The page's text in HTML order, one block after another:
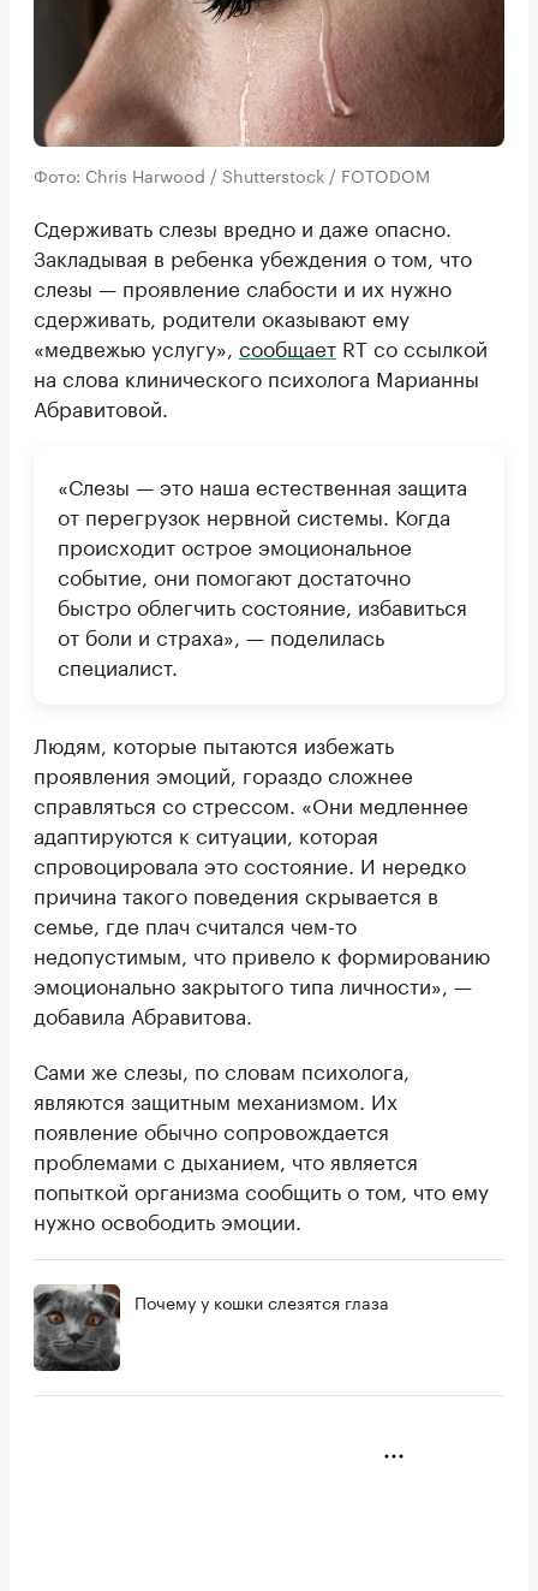
Фото: Chris Harwood / Shutterstock / FOTODOM
Сдерживать слезы вредно и даже опасно.
Закладывая в ребенка убеждения о том, что
слезы — проявление слабости и их нужно
сдерживать, родители оказывают ему
«медвежью услугу», сообщает RT со ссылкой
на слова клинического психолога Марианны
Абравитовой.
«Слезы — это наша естественная защита
от перегрузок нервной системы. Когда
происходит острое эмоциональное
событие, они помогают достаточно
быстро облегчить состояние, избавиться
от боли и страха», — поделилась
специалист.
Людям, которые пытаются избежать
проявления эмоций, гораздо сложнее
справляться со стрессом. «Они медленнее
адаптируются к ситуации, которая
спровоцировала это состояние. И нередко
причина такого поведения скрывается в
семье, где плач считался чем-то
недопустимым, что привело к формированию
эмоционально закрытого типа личности», —
добавила Абравитова.
Сами же слезы, по словам психолога,
являются защитным механизмом. Их
появление обычно сопровождается
проблемами с дыханием, что является
попыткой организма сообщить о том, что ему
нужно освободить эмоции.
Почему у кошки слезятся глаза